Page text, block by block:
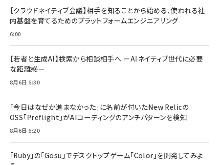
【クラウドネイティブ会議】相手を知ることから始める、使われる社
内基盤を育てるためのプラットフォームエンジニアリング
6:00
【若者と生成AI】検索から相談相手へ ーAIネイティブ世代に必要
な距離感ー
8月6日 6:30
「今日はなぜか進まなかった」に名前が付いた――New Relicの
OSS「Preflight」がAIコーディングのアンチパターンを検知
8月6日 6:20
「Ruby」の「Gosu」でデスクトップゲーム「Color」を開発してみよ